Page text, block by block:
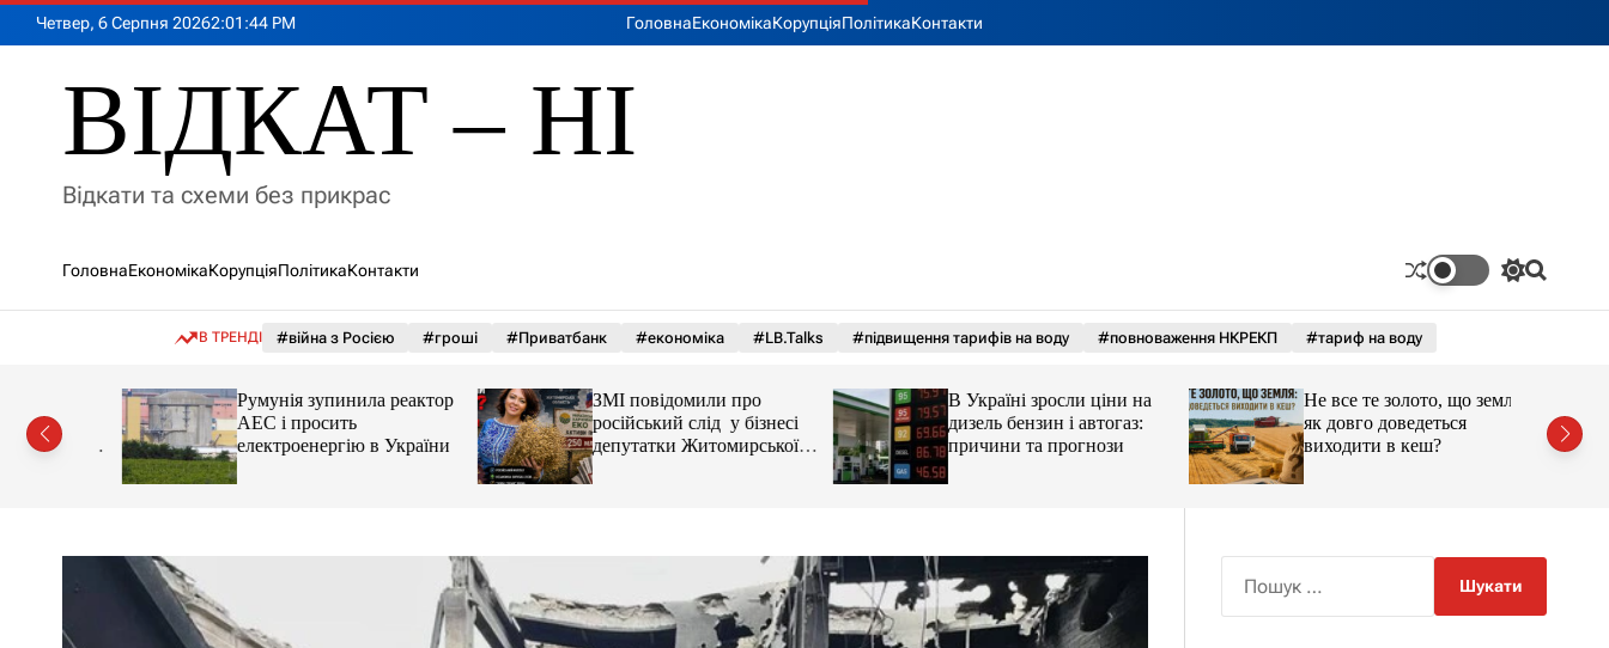
Четвер, 6 Серпня 20262:01 :46 PM ГоловнаЕкономікаКорупціяПолітикаКонтакти
ВІДКАТ – НІ
Відкати та схеми без прикрас
ГоловнаЕкономікаКорупціяПолітикаКонтакти
П
к
р
о
П
В ТРЕНДІ #війна з Росією #гроші #Приватбанк #економіка #LB.Talks #підвищення тарифів на воду #повноваження НКРЕКП #тариф на воду
цін і
Румунія зупинила реактор
АЕС і просить
електроенергію в України
ЗМІ повідомили про
російський слід у бізнесі
депутатки Житомирської
облради Ірини Костюшко
та чому можуть арештувати
В Україні зросли ціни на
дизель бензин і автогаз:
причини та прогнози
Не все те золото, що земля:
як довго доведеться
виходити в кеш?